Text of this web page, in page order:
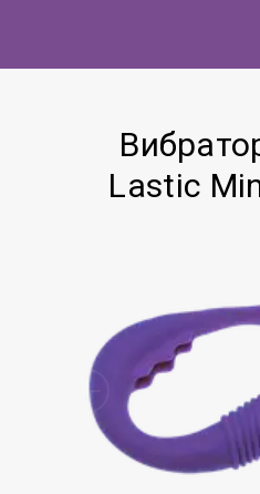
Lastic